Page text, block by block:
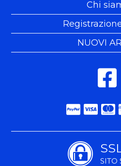
Chi
NUOVI
SITO